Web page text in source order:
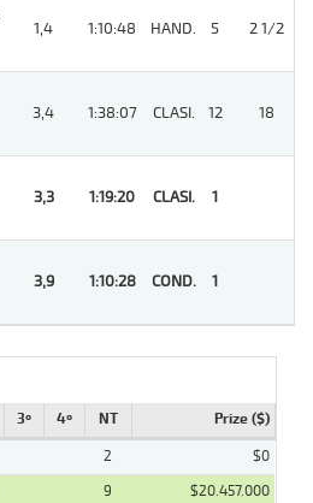
1,4 1:10:48 HAND. 5 2 1/2
3,4 1:38:07 CLASI. 12 18
3,3 1:19:20 CLASI. 1
3,9 1:10:28 COND. 1
3º 4º NT Prize ($)
2
$0
9
$20.457.000